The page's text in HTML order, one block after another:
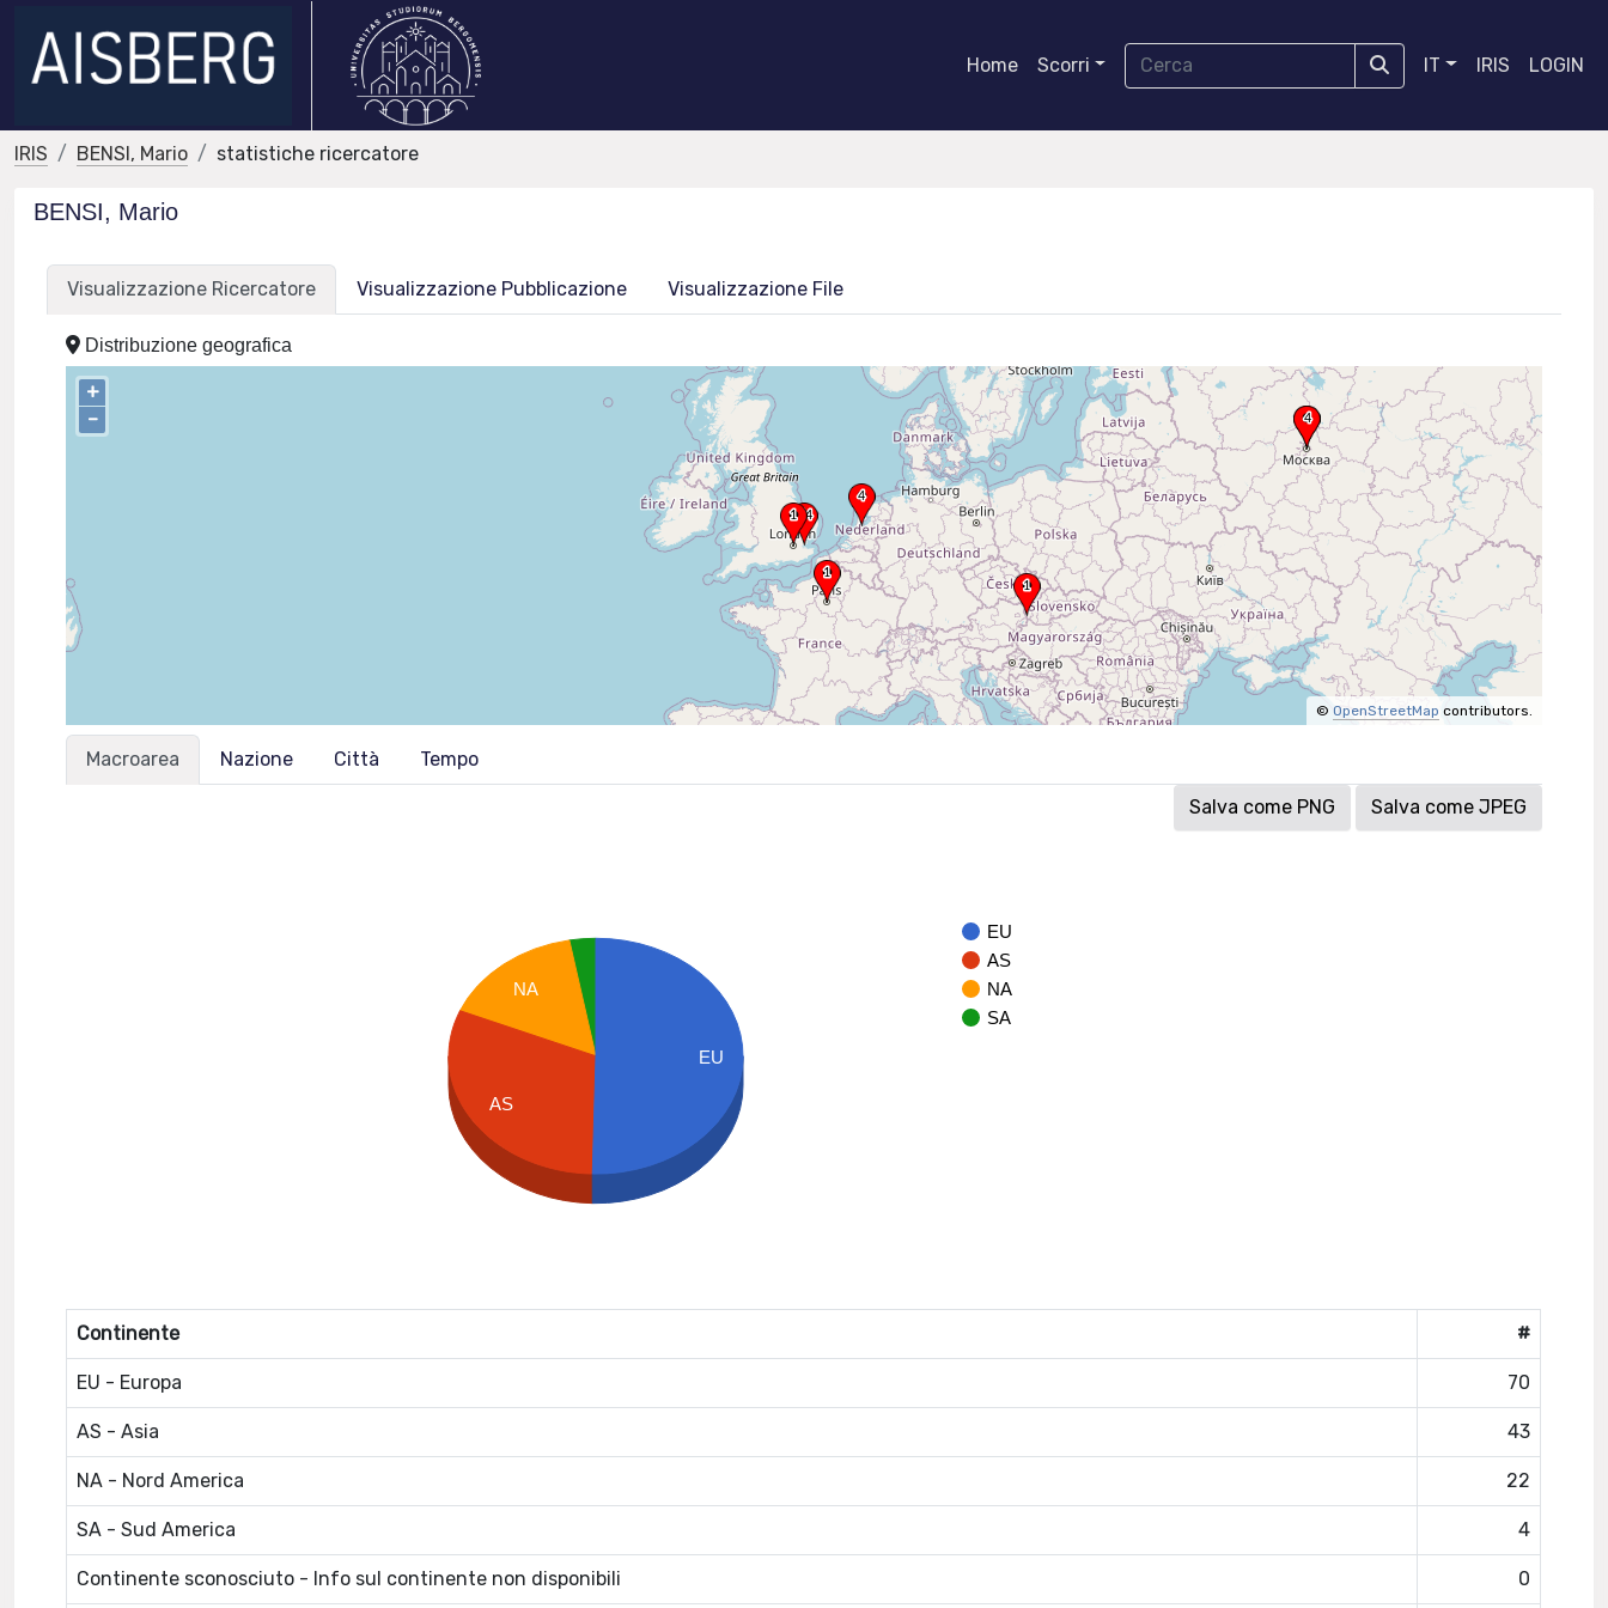
Home Scorri IT IRIS LOGIN
IRIS BENSI, Mario statistiche ricercatore
BENSI, Mario
Visualizzazione Ricercatore Visualizzazione Pubblicazione Visualizzazione File
Distribuzione geografica
+
–
© OpenStreetMap contributors.
Macroarea Nazione Città Tempo
Salva come PNG Salva come JPEG
EU
AS
NA
SA
NA
AS
EU
Continente #
EU - Europa 70
AS - Asia 43
NA - Nord America 22
SA - Sud America 4
Continente sconosciuto - Info sul continente non disponibili 0